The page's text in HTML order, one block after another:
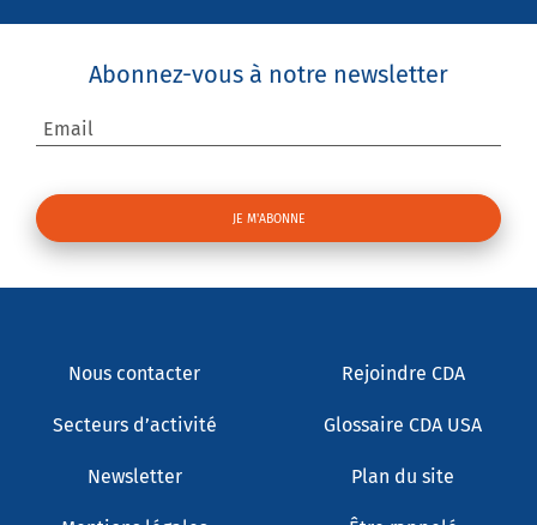
Abonnez-vous à notre newsletter
Email
Nous contacter Rejoindre CDA
Secteurs d’activité Glossaire CDA USA
Newsletter Plan du site